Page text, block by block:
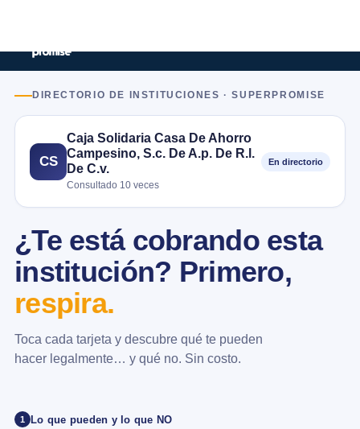
DIRECTORIO DE INSTITUCIONES · SUPERPROMISE
CS
Caja Solidaria Casa De Ahorro
Campesino, S.c. De A.p. De R.l.
De C.v.
Consultado 10 veces
En directorio
¿Te está cobrando esta
institución? Primero,
respira.
Toca cada tarjeta y descubre qué te pueden
hacer legalmente… y qué no. Sin costo.
1 Lo que pueden y lo que NO